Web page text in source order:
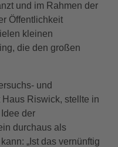
und im Rahmen der
Öffentlichkeit
kleinen
die den großen
und
Riswick, stellte in
der
durchaus als
„Ist das vernünftig